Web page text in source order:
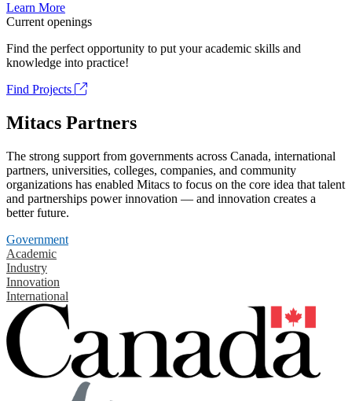
Learn More
Current openings
Find the perfect opportunity to put your academic skills and
knowledge into practice!
Find Projects
Mitacs Partners
The strong support from governments across Canada, international
partners, universities, colleges, companies, and community
organizations has enabled Mitacs to focus on the core idea that talent
and partnerships power innovation — and innovation creates a
better future.
Government
Academic
Industry
Innovation
International